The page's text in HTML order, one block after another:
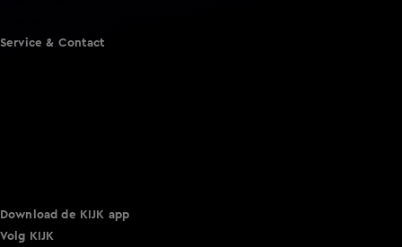
Service & Contact
Download de KIJK app
Volg KIJK